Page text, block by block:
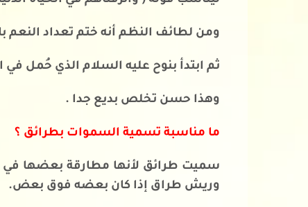
ومن لطائف النظم أنه ختم تعداد
ثم ابتدأ بنوح عليه السلام الذي حُمل في
وهذا حسن تخلص بديع جدا .
ما مناسبة تسمية السموات بطرائق ؟
سميت طرائق لأنها مطارقة بعضها في
وريش طراق إذا كان بعضه فوق بعض.